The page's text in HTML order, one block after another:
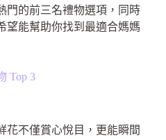
門的前三名禮物選項，同時
望能幫助你找到最適合媽媽
Top 3
花不僅賞心悅目，更能瞬間